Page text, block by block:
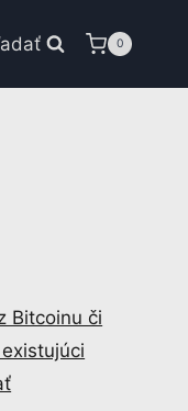
0
Bitcoinu či